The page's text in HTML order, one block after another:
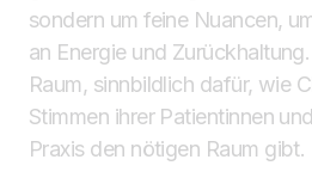
sondern um feine Nuancen,
an Energie und
Raum, sinnbildlich dafür, wie
Stimmen ihrer Patientinnen
Praxis den nötigen Raum gibt.